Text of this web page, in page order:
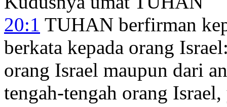
20:1 TUHAN berfirman
berkata kepada orang
orang Israel maupun dari
tengah-tengah orang